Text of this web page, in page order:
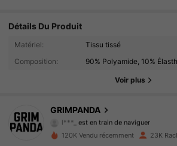
Détails Du Produit
Matériel:
Tissu tissé
Composition:
90% Polyamide, 10%
Voir plus
GRIMPANDA
10K Suiveurs
l***_
est en train de naviguer
4.88
10K Suiveurs
120K Vendu récemment 23K